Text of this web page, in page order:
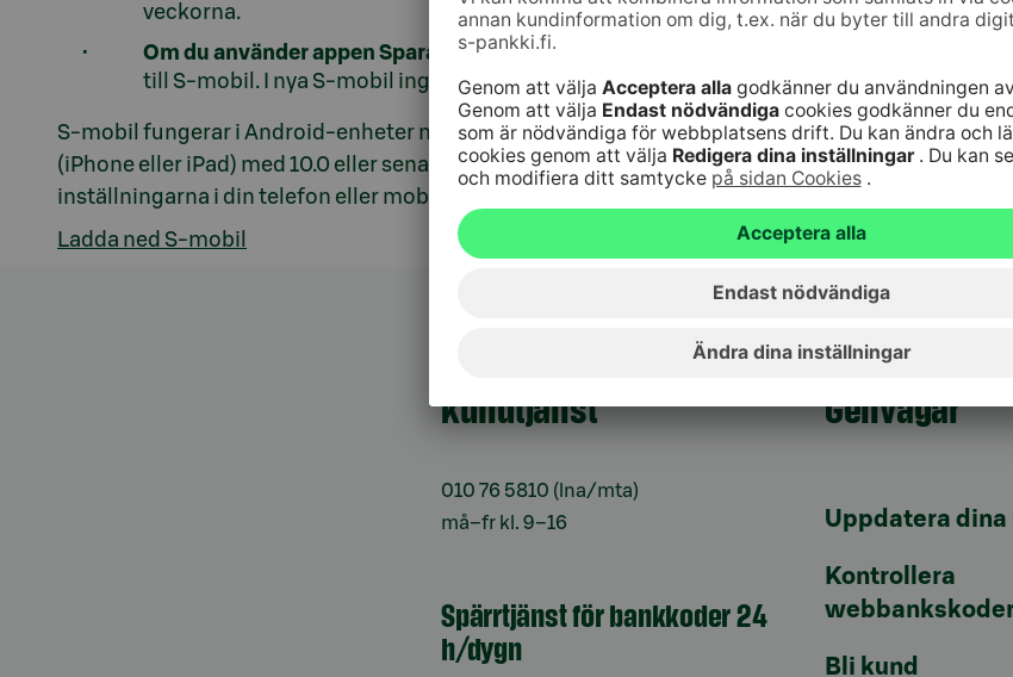
veckorna.
Om du använder appen Spararen får du ett meddelande i appen när Spararen har
till S-mobil. I nya S-mobil ingår alla tjänster som finns i appen Spararen.
S-mobil fungerar i Android-enheter med operativsystemversion 4.4 eller senare och i iOS-
(iPhone eller iPad) med 10.0 eller senare. Du kan kontrollera uppgifter om operativsystemet i
inställningarna i din telefon eller mobila enhet.
Ladda ned S-mobil
Kundtjänst
010 76 5810 (lna/mta)
må–fr kl. 9–16
Spärrtjänst för bankkoder 24
h/dygn
Genvägar
Uppdatera
Kontrollera
Bli kund